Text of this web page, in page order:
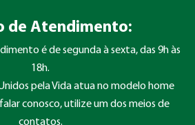
de Atendimento:
é de segunda à sexta, das 9h às
18h.
pela Vida atua no modelo home
conosco, utilize um dos meios de
contatos.